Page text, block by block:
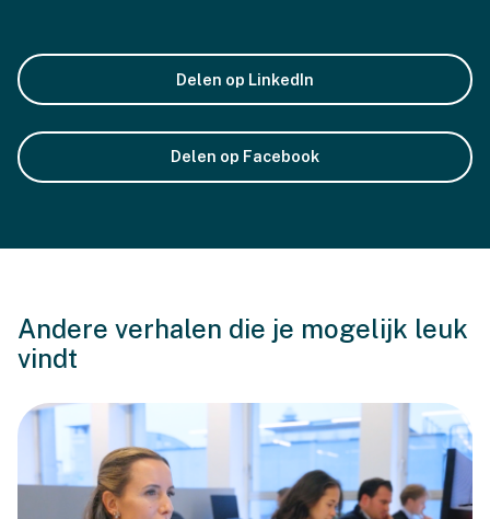
Delen op LinkedIn
Delen op Facebook
Andere verhalen die je mogelijk leuk
vindt